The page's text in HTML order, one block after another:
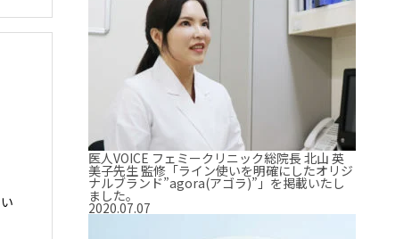
医人VOICE フェミークリニック総院長 北山 英
美子先生 監修「ライン使いを明確にしたオリジ
ナルブランド”agora(アゴラ)”」を掲載いたし
ました。
2020.07.07